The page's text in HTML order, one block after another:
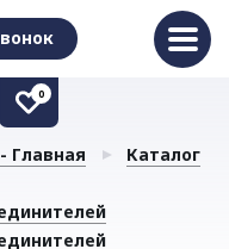
сравнения
0
Главная
Каталог